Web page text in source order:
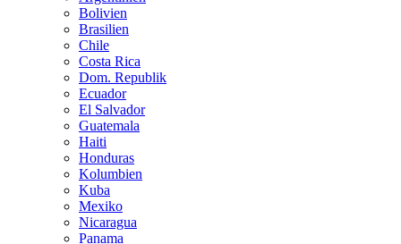
Bolivien
Brasilien
Chile
Costa Rica
Dom. Republik
Ecuador
El Salvador
Guatemala
Haiti
Honduras
Kolumbien
Kuba
Mexiko
Nicaragua
Panama